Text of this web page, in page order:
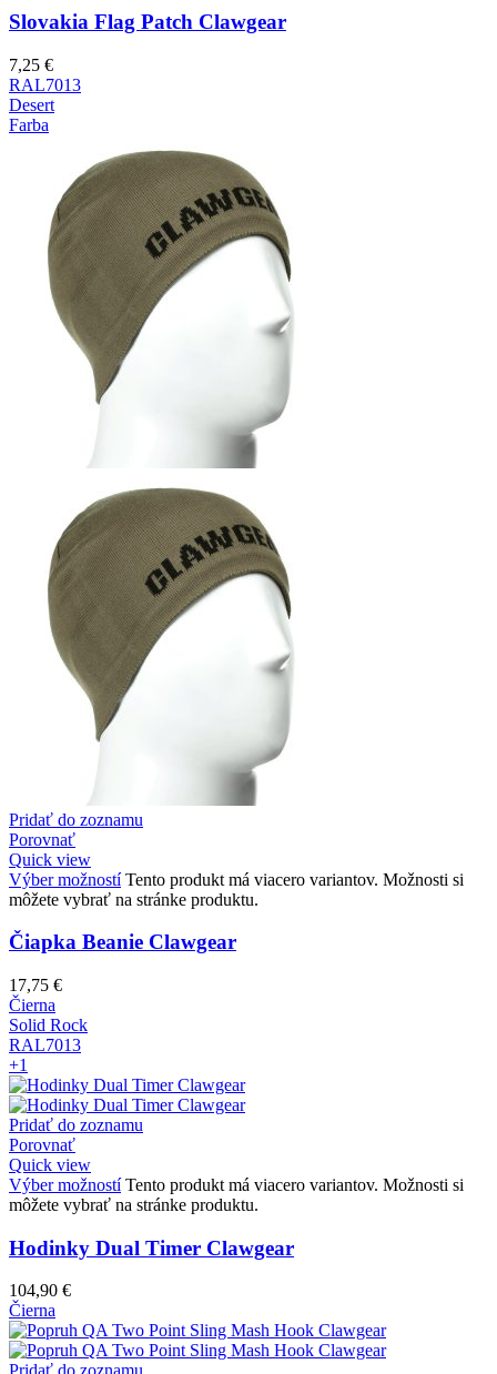
Slovakia Flag Patch Clawgear
7,25 €
RAL7013
Desert
Farba
Pridať do zoznamu
Porovnať
Quick view
Výber možností Tento produkt má viacero variantov. Možnosti si
môžete vybrať na stránke produktu.
Čiapka Beanie Clawgear
17,75 €
Čierna
Solid Rock
RAL7013
+1
Pridať do zoznamu
Porovnať
Quick view
Výber možností Tento produkt má viacero variantov. Možnosti si
môžete vybrať na stránke produktu.
Hodinky Dual Timer Clawgear
104,90 €
Čierna